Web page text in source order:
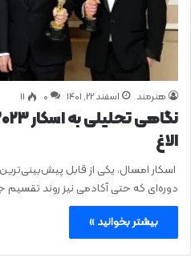
هنرمند اسفند ۲۲, ۱۴۰۱ 0 ۱۱
الاغ
اسکار امسال، یکی از قابل
دوره‌ای که حتی آکادمی نیز روند تقسیم
بیشتر بخوانید »